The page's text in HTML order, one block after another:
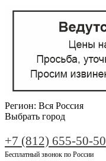
Регион: Вся Россия
Выбрать город
+7 (812) 655-50-50
Бесплатный звонок по России